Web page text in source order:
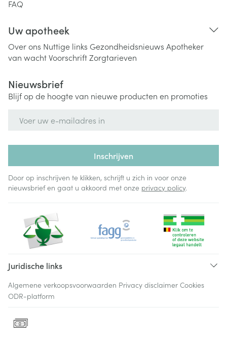
FAQ
Uw apotheek
Over ons Nuttige links Gezondheidsnieuws Apotheker
van wachtVoorschriftZorgtarieven
Nieuwsbrief
Blijf op de hoogte van nieuwe producten en promoties
Inschrijven
Door op inschrijven te klikken, schrijft u zich in voor onze
nieuwsbrief en gaat u akkoord met onze privacy policy.
Juridische links
Algemene verkoopsvoorwaarden Privacy disclaimer Cookies
ODR-platform